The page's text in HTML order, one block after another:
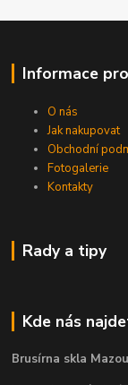
Informace
O nás
Jak nakupovat
Obchodní
Fotogalerie
Kontakty
Rady a tipy
Kde nás
Brusírna skla